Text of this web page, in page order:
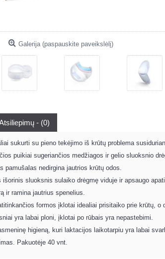
Galerija (paspauskite paveikslėlį)
- (0)
sukurti su pieno tekėjimo iš krūtų problema
puikiai sugeriančios medžiagos ir gelio sluoksnio
pamušalas nedirgina jautrios krūtų odos.
išorinis sluoksnis sulaiko drėgmę viduje ir apsaugo
ir ramina jautrius spenelius.
formos įklotai idealiai prisitaiko prie krūtų,
yra labai ploni, įklotai po rūbais yra nepastebimi.
higieną, kuri laktacijos laikotarpiu yra labai
Pakuotėje 40 vnt.